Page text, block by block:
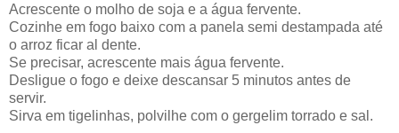
Acrescente o molho de soja e a água fervente.
Cozinhe em fogo baixo com a panela semi destampada até
o arroz ficar al dente.
Se precisar, acrescente mais água fervente.
Desligue o fogo e deixe descansar 5 minutos antes de
servir.
Sirva em tigelinhas, polvilhe com o gergelim torrado e sal.